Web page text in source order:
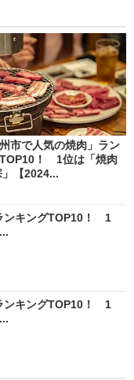
州市で人気の焼肉」ラン
！ 1位は「焼肉
」【2024...
ンキングTOP10！ 1
ンキングTOP10！ 1